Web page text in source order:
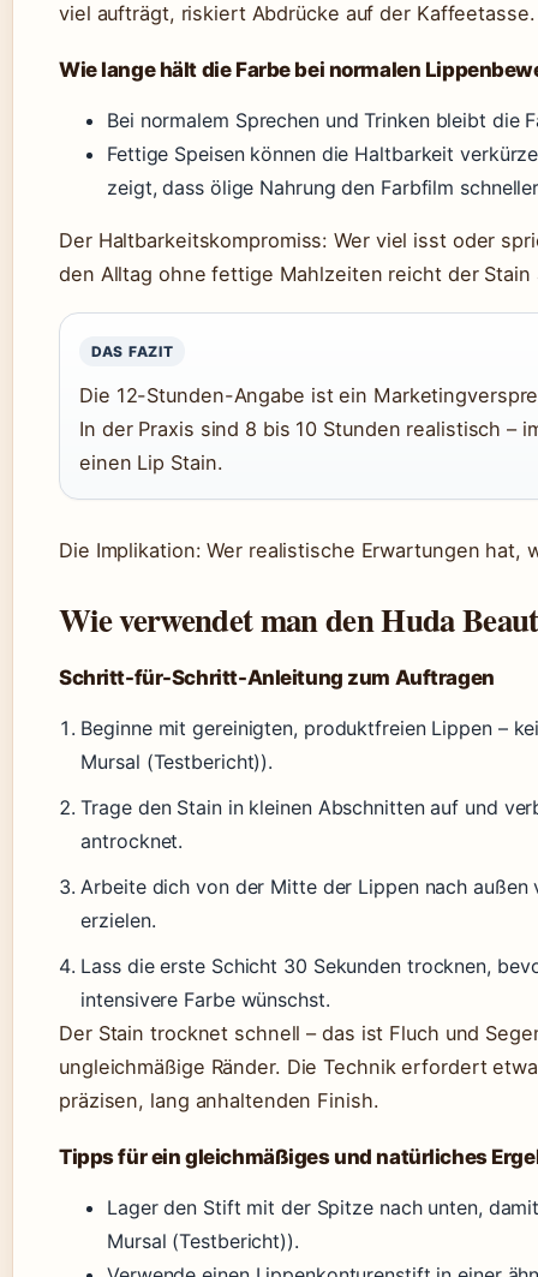
viel aufträgt, riskiert Abdrücke auf der Kaffeetasse.
Wie lange hält die Farbe bei normalen
Bei normalem Sprechen und Trinken bleibt die
Fettige Speisen können die Haltbarkeit
zeigt, dass ölige Nahrung den Farbfilm
Der Haltbarkeitskompromiss: Wer viel isst oder
den Alltag ohne fettige Mahlzeiten reicht der Stain
DAS FAZIT
Die 12-Stunden-Angabe ist ein
In der Praxis sind 8 bis 10 Stunden realistisch –
einen Lip Stain.
Die Implikation: Wer realistische Erwartungen hat,
Wie verwendet man den Huda
Schritt-für-Schritt-Anleitung zum Auftragen
Beginne mit gereinigten, produktfreien Lippen –
Mursal (Testbericht)).
Trage den Stain in kleinen Abschnitten auf und
antrocknet.
Arbeite dich von der Mitte der Lippen nach außen
erzielen.
Lass die erste Schicht 30 Sekunden trocknen,
intensivere Farbe wünschst.
Der Stain trocknet schnell – das ist Fluch und
ungleichmäßige Ränder. Die Technik erfordert
präzisen, lang anhaltenden Finish.
Tipps für ein gleichmäßiges und natürliches
Lager den Stift mit der Spitze nach unten,
Mursal (Testbericht)).